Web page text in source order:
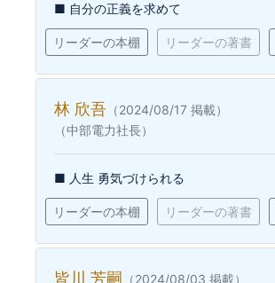
■ 自分の正義を求めて
リーダーの本棚 リーダーの著書
林 欣吾 （2024/08/17 掲載）
（中部電力社長）
■ 人生 勇気づけられる
リーダーの本棚 リーダーの著書
皆川 芳嗣
（2024/08/03 掲載）